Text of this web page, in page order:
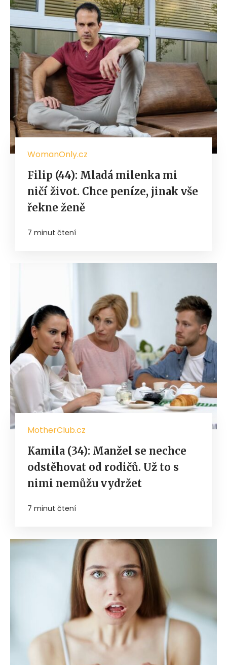
WomanOnly.cz
Filip (44): Mladá milenka mi
ničí život. Chce peníze, jinak vše
řekne ženě
7 minut čtení
MotherClub.cz
Kamila (34): Manžel se nechce
odstěhovat od rodičů. Už to s
nimi nemůžu vydržet
7 minut čtení